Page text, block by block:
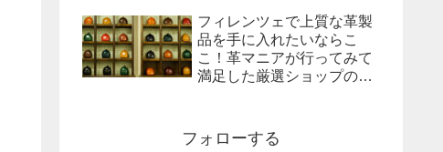
フィレンツェで上質な革製
品を手に入れたいならこ
こ！革マニアが行ってみて
満足した厳選ショップの紹
フォローする